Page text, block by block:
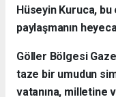
Hüseyin Kuruca,
paylaşmanın
​Göller Bölgesi
taze bir umudun
vatanına, milletine